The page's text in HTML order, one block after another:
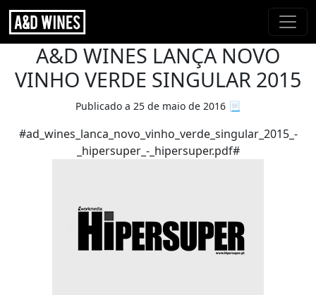
A&D WINES LANÇA NOVO
VINHO VERDE SINGULAR 2015
Publicado a 25 de maio de 2016 📃
#ad_wines_lanca_novo_vinho_verde_singular_2015_-
_hipersuper_-_hipersuper.pdf#